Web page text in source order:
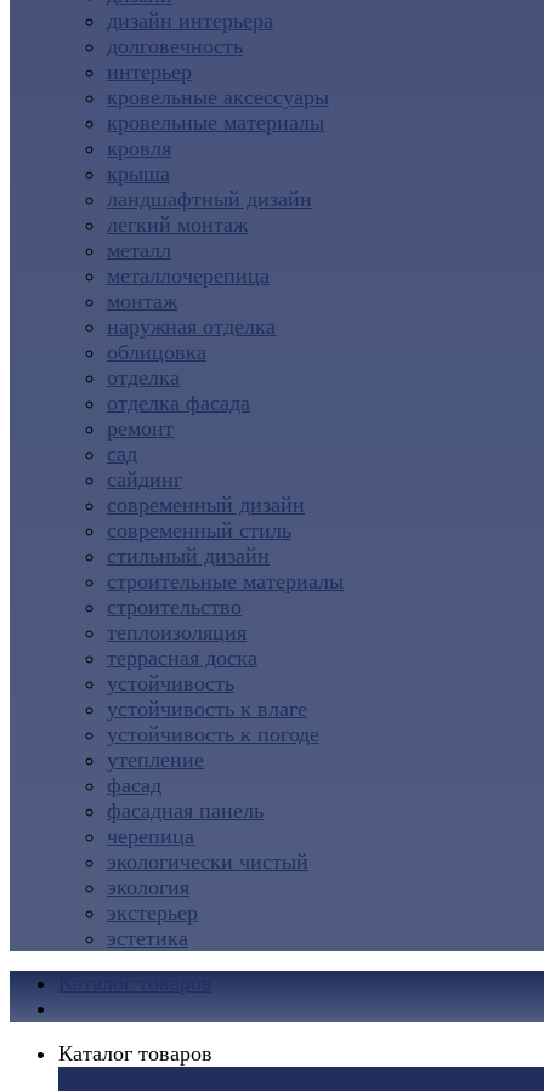
дизайн интерьера
долговечность
интерьер
кровельные аксессуары
кровельные материалы
кровля
крыша
ландшафтный дизайн
легкий монтаж
металл
металлочерепица
монтаж
наружная отделка
облицовка
отделка
отделка фасада
ремонт
сад
сайдинг
современный дизайн
современный стиль
стильный дизайн
строительные материалы
строительство
теплоизоляция
террасная доска
устойчивость
устойчивость к влаге
устойчивость к погоде
утепление
фасад
фасадная панель
черепица
экологически чистый
экология
экстерьер
эстетика
Каталог товаров